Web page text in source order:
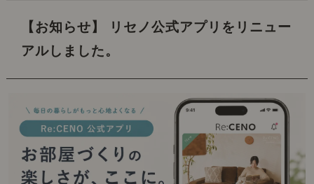
【お知らせ】 リセノ公式アプリをリニュー
アルしました。